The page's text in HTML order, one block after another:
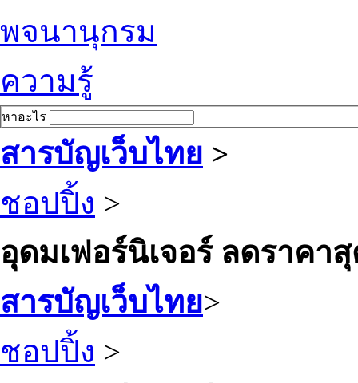
พจนานุกรม
ความรู้
หาอะไร
สารบัญเว็บไทย >
ชอปปิ้ง >
อุดมเฟอร์นิเจอร์ ลดราคา
สารบัญเว็บไทย>
ชอปปิ้ง >